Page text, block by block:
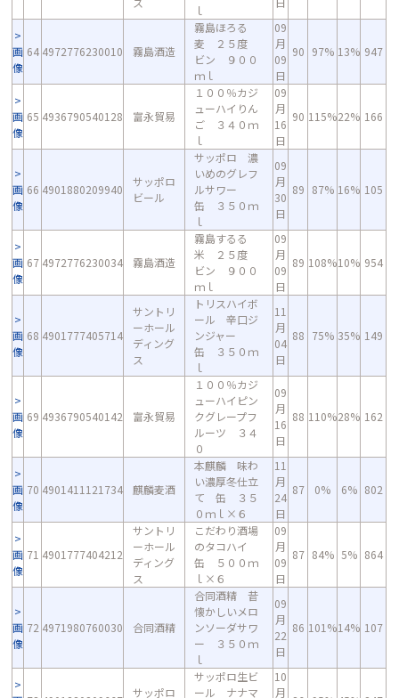
ｌ
画
像
64 4972776230010 霧島酒造
霧島ほろる
麦 ２５度
ビン ９００
ｍｌ
09
月
09
日
90 97% 13% 947
画
像
65 4936790540128 富永貿易
１００％カジ
ューハイりん
ご ３４０ｍ
ｌ
09
月
16
日
90 115%22% 166
画
像
66 4901880209940
サッポロ
ビール
サッポロ 濃
いめのグレフ
ルサワー
缶 ３５０ｍ
ｌ
09
月
30
日
89 87% 16% 105
画
像
67 4972776230034 霧島酒造
霧島するる
米 ２５度
ビン ９００
ｍｌ
09
月
09
日
89 108%10% 954
画
像
68 4901777405714
サントリ
ーホール
ディング
ス
トリスハイボ
ール 辛口ジ
ンジャー
缶 ３５０ｍ
ｌ
11
月
04
日
88 75% 35% 149
画
像
69 4936790540142 富永貿易
１００％カジ
ューハイピン
クグレープフ
ルーツ ３４
０
09
月
16
日
88 110%28% 162
画
像
70 4901411121734 麒麟麦酒
本麒麟 味わ
い濃厚冬仕立
て 缶 ３５
０ｍｌ×６
11
月
24
日
87 0% 6% 802
画
像
71 4901777404212
サントリ
ーホール
ディング
ス
こだわり酒場
のタコハイ
缶 ５００ｍ
ｌ×６
09
月
09
日
87 84% 5% 864
画
像
72 4971980760030 合同酒精
合同酒精 昔
懐かしいメロ
ンソーダサワ
ー ３５０ｍ
ｌ
09
月
22
日
86 101%14% 107
サッポロ
サッポロ生ビ
ール ナナマ
10
月